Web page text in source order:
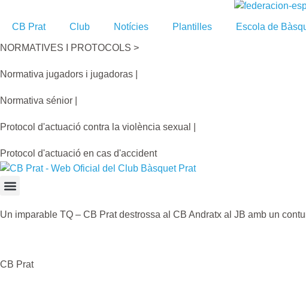
CB Prat Club Notícies Plantilles Escola de
NORMATIVES I PROTOCOLS >
Normativa jugadors i jugadoras |
Normativa sénior |
Protocol d'actuació contra la violència sexual |
Protocol d'actuació en cas d'accident
Un imparable TQ – CB Prat destrossa al CB Andratx al JB amb un
CB Prat